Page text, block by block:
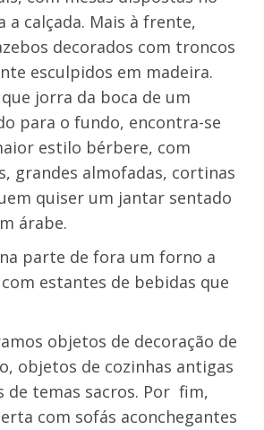
a calçada. Mais à frente,
decorados com troncos
esculpidos em madeira.
jorra da boca de um
para o fundo, encontra-se
estilo bérbere, com
grandes almofadas, cortinas
quiser um jantar sentado
árabe.
parte de fora um forno a
estantes de bebidas que
objetos de decoração de
objetos de cozinhas antigas
de temas sacros. Por fim,
com sofás aconchegantes